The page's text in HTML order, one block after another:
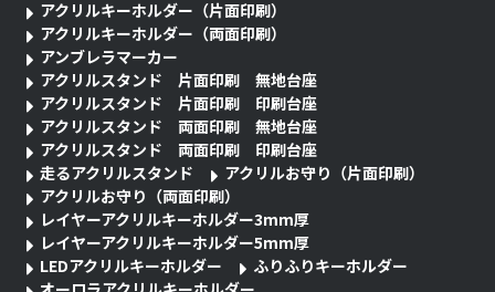
アクリルキーホルダー（片面印刷）
アクリルキーホルダー（両面印刷）
アンブレラマーカー
アクリルスタンド 片面印刷 無地台座
アクリルスタンド 片面印刷 印刷台座
アクリルスタンド 両面印刷 無地台座
アクリルスタンド 両面印刷 印刷台座
走るアクリルスタンド
アクリルお守り（片面印刷）
アクリルお守り（両面印刷）
レイヤーアクリルキーホルダー3mm厚
レイヤーアクリルキーホルダー5mm厚
LEDアクリルキーホルダー
ふりふりキーホルダー